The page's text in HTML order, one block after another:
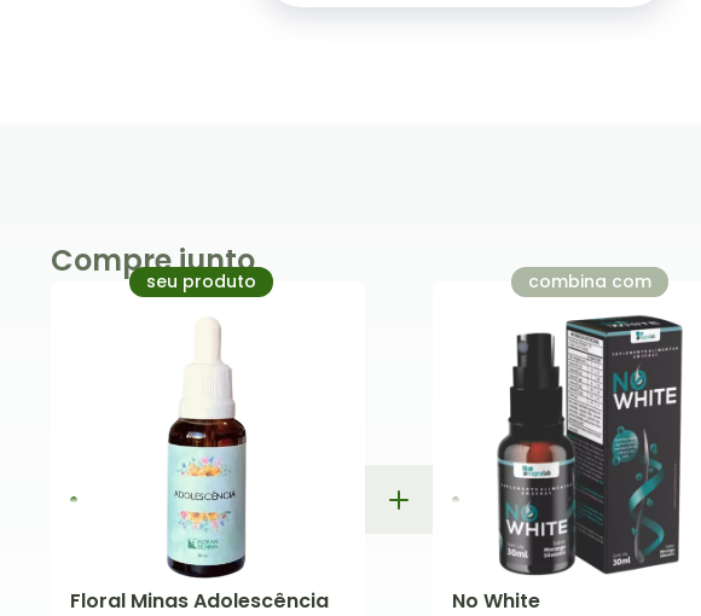
Compre junto
seu produto
Floral Minas Adolescência
combina com
No White